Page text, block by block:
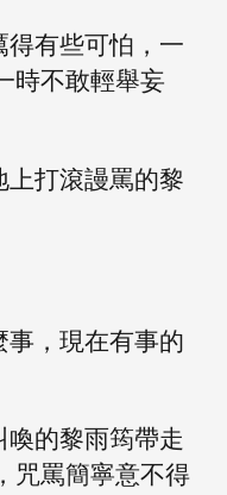
有些可怕，一
時不敢輕舉妄
打滾謾罵的黎
，現在有事的
的黎雨筠帶走
咒罵簡寧意不得